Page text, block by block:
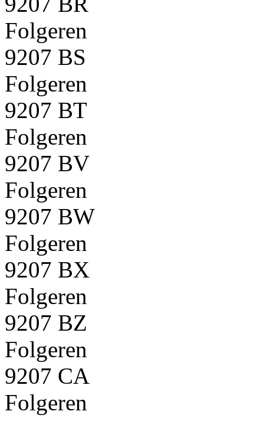
Folgeren
9207 BS
Folgeren
9207 BT
Folgeren
9207 BV
Folgeren
9207 BW
Folgeren
9207 BX
Folgeren
9207 BZ
Folgeren
9207 CA
Folgeren